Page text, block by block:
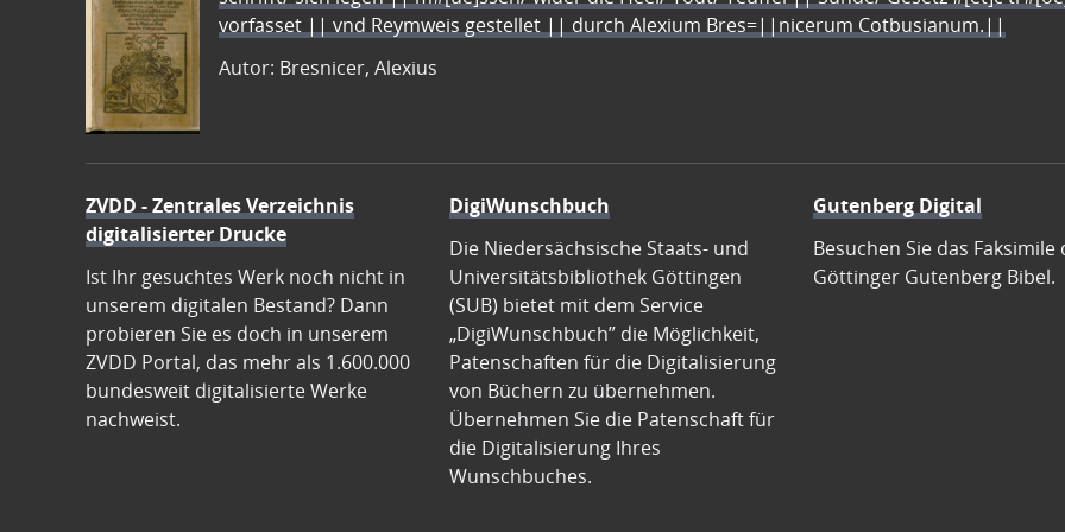
vorfasset || vnd Reymweis gestellet || durch Alexium Bres=||nicerum Cotbusianum.||
Autor: Bresnicer, Alexius
ZVDD - Zentrales Verzeichnis
digitalisierter Drucke
Ist Ihr gesuchtes Werk noch nicht in
unserem digitalen Bestand? Dann
probieren Sie es doch in unserem
ZVDD Portal, das mehr als 1.600.000
bundesweit digitalisierte Werke
nachweist.
DigiWunschbuch
Die Niedersächsische Staats- und
Universitätsbibliothek Göttingen
(SUB) bietet mit dem Service
„DigiWunschbuch” die Möglichkeit,
Patenschaften für die Digitalisierung
von Büchern zu übernehmen.
Übernehmen Sie die Patenschaft für
die Digitalisierung Ihres
Wunschbuches.
Gutenberg Digital
Besuchen Sie das Faksimile
Göttinger Gutenberg Bibel.